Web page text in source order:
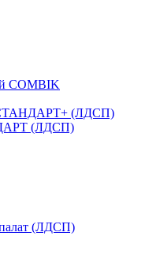
COMBIK
(ЛДСП)
(ЛДСП)
палат (ЛДСП)